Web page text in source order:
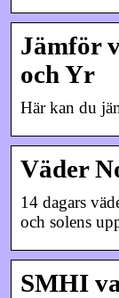
Jämför
och Yr
Här kan du
Väder
14 dagars
och solens
SMHI